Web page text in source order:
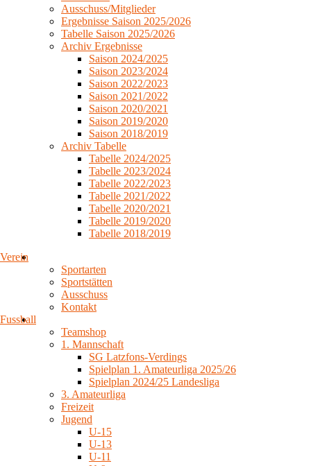
Ausschuss/Mitglieder
Ergebnisse Saison 2025/2026
Tabelle Saison 2025/2026
Archiv Ergebnisse
Saison 2024/2025
Saison 2023/2024
Saison 2022/2023
Saison 2021/2022
Saison 2020/2021
Saison 2019/2020
Saison 2018/2019
Archiv Tabelle
Tabelle 2024/2025
Tabelle 2023/2024
Tabelle 2022/2023
Tabelle 2021/2022
Tabelle 2020/2021
Tabelle 2019/2020
Tabelle 2018/2019
Verein
Sportarten
Sportstätten
Ausschuss
Kontakt
Fussball
Teamshop
1. Mannschaft
SG Latzfons-Verdings
Spielplan 1. Amateurliga 2025/26
Spielplan 2024/25 Landesliga
3. Amateurliga
Freizeit
Jugend
U-15
U-13
U-11